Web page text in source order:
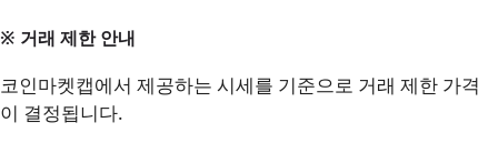
※ 거래 제한 안내
코인마켓캡에서 제공하는 시세를 기준으로 거래 제한 가격
이 결정됩니다.